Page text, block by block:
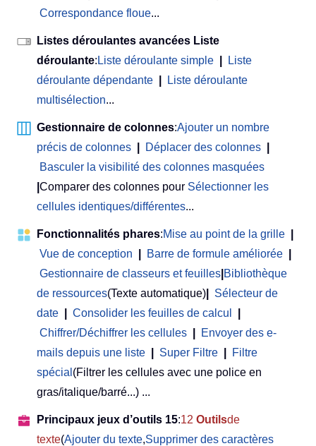
Correspondance floue...
Listes déroulantes avancées Liste
déroulante: Liste déroulante simple
Liste
déroulante dépendante
Liste déroulante
multisélection...
Gestionnaire de colonnes:Ajouter un nombre
précis de colonnes
Déplacer des colonnes
Basculer la visibilité des colonnes masquées
Comparer des colonnes pour Sélectionner les
cellules identiques/différentes...
Fonctionnalités phares:Mise au point de la grille
Vue de conception
Barre de formule améliorée
Gestionnaire de classeurs et feuilles Bibliothèque
de ressources(Texte automatique)
Sélecteur de
date
Consolider les feuilles de calcul
Chiffrer/Déchiffrer les cellules
Envoyer des e-
mails depuis une liste
Super Filtre
Filtre
spécial (Filtrer les cellules avec une police en
gras/italique/barré...) ...
Principaux jeux d’outils 15:12 Outilsde
texte(Ajouter du texte,Supprimer des caractères